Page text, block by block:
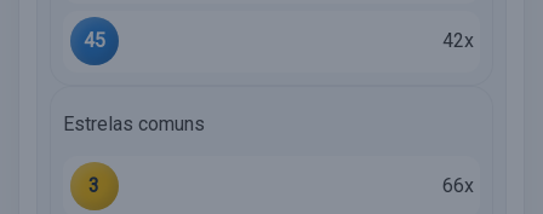
45 42x
Estrelas comuns
3 66x